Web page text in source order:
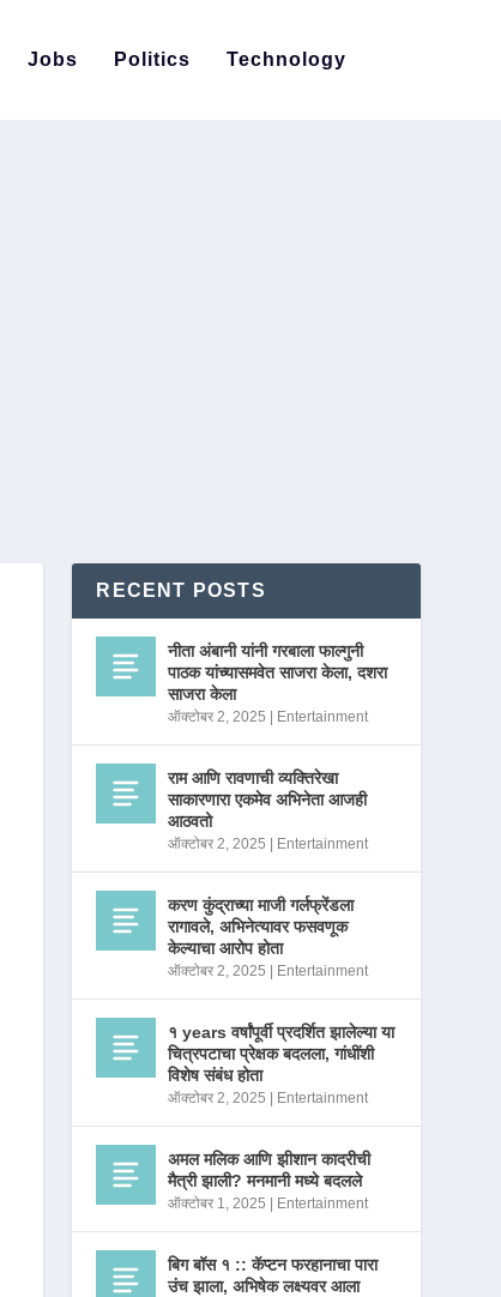
Jobs Politics Technology
RECENT POSTS
नीता अंबानी यांनी गरबाला फाल्गुनी
पाठक यांच्यासमवेत साजरा केला, दशरा
साजरा केला
ऑक्टोबर 2, 2025 Entertainment
राम आणि रावणाची व्यक्तिरेखा
साकारणारा एकमेव अभिनेता आजही
आठवतो
ऑक्टोबर 2, 2025 Entertainment
करण कुंद्राच्या माजी गर्लफ्रेंडला
रागावले, अभिनेत्यावर फसवणूक
केल्याचा आरोप होता
ऑक्टोबर 2, 2025 Entertainment
१ years वर्षांपूर्वी प्रदर्शित झालेल्या या
चित्रपटाचा प्रेक्षक बदलला, गांधींशी
विशेष संबंध होता
ऑक्टोबर 2, 2025 Entertainment
अमल मलिक आणि झीशान कादरीची
मैत्री झाली? मनमानी मध्ये बदलले
ऑक्टोबर 1, 2025 Entertainment
बिग बॉस १ :: कॅप्टन फरहानाचा पारा
उंच झाला, अभिषेक लक्ष्यवर आला